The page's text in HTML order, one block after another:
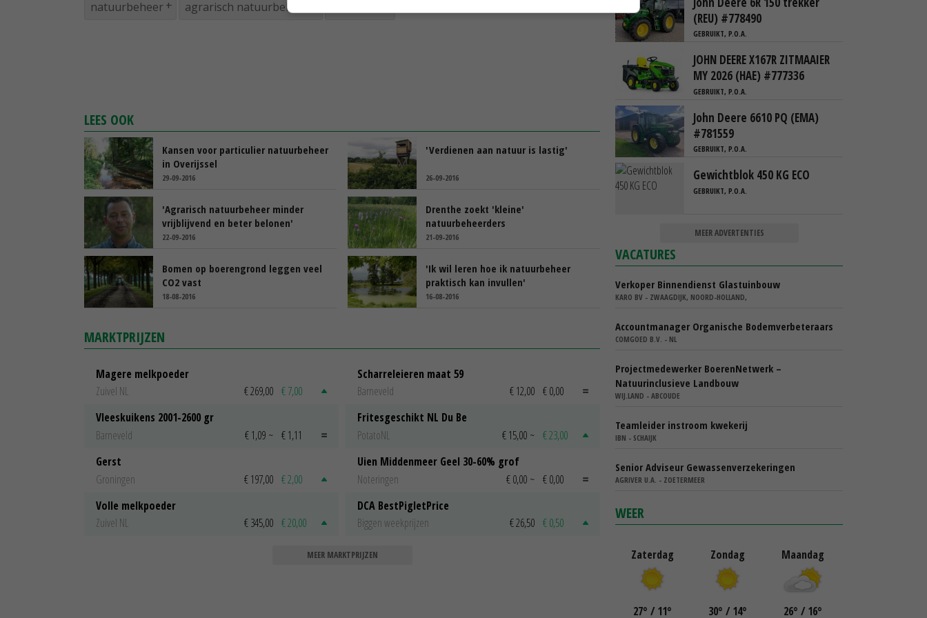
natuurbeheer agrarisch natuurbeheer
LEES OOK
Kansen voor particulier natuurbeheer
in Overijssel
29-09-2016
'Verdienen aan natuur is lastig'
26-09-2016
'Agrarisch natuurbeheer minder
vrijblijvend en beter belonen'
22-09-2016
Drenthe zoekt 'kleine'
natuurbeheerders
21-09-2016
Bomen op boerengrond leggen veel
CO2 vast
18-08-2016
'Ik wil leren hoe ik natuurbeheer
praktisch kan invullen'
16-08-2016
MARKTPRIJZEN
Magere melkpoeder
Zuivel NL
€ 269,00 € 7,00
Vleeskuikens 2001-2600 gr
Barneveld
€ 1,09 ~ € 1,11
Gerst
Groningen
€ 197,00 € 2,00
Volle melkpoeder
Zuivel NL
€ 345,00 € 20,00
Scharreleieren maat 59
Barneveld
€ 12,00 € 0,00
Fritesgeschikt NL Du Be
PotatoNL
€ 15,00 ~ € 23,00
Uien Middenmeer Geel 30-60% grof
Noteringen
€ 0,00 ~ € 0,00
DCA BestPigletPrice
Biggen weekprijzen
€ 26,50 € 0,50
MEER MARKTPRIJZEN
(REU) #778490
GEBRUIKT, P.O.A.
JOHN DEERE X167R ZITMAAIER
MY 2026 (HAE) #777336
GEBRUIKT, P.O.A.
John Deere 6610 PQ (EMA)
#781559
GEBRUIKT, P.O.A.
Gewichtblok 450 KG ECO
GEBRUIKT, P.O.A.
MEER ADVERTENTIES
VACATURES
Verkoper Binnendienst Glastuinbouw
KARO BV - ZWAAGDIJK, NOORD-HOLLAND,
Accountmanager Organische Bodemverbeteraars
COMGOED B.V. - NL
Projectmedewerker BoerenNetwerk –
Natuurinclusieve Landbouw
WIJ.LAND - ABCOUDE
Teamleider instroom kwekerij
IBN - SCHAIJK
Senior Adviseur Gewassenverzekeringen
AGRIVER U.A. - ZOETERMEER
WEER
Zaterdag
27° / 11°
Zondag
30° / 14°
Maandag
26° / 16°